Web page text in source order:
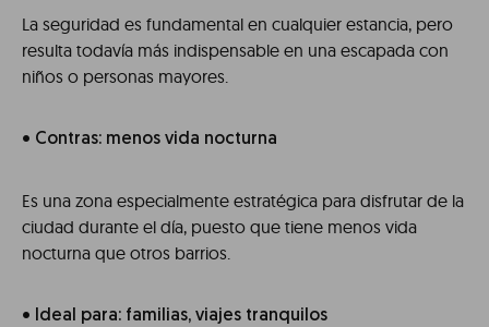
La seguridad es fundamental en cualquier estancia, pero
resulta todavía más indispensable en una escapada con
niños o personas mayores.
• Contras: menos vida nocturna
Es una zona especialmente estratégica para disfrutar de la
ciudad durante el día, puesto que tiene menos vida
nocturna que otros barrios.
• Ideal para: familias, viajes tranquilos